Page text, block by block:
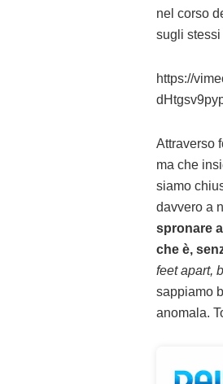
nel corso
sugli
https://
Attraverso
ma che
siamo
davvero a
spronare
che è,
feet apart,
sappiamo
anomala.